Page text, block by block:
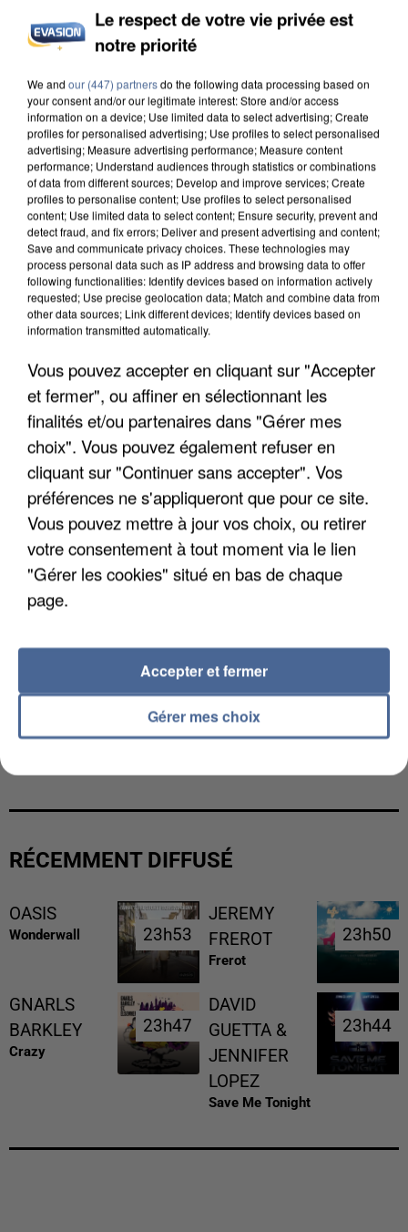
INCENDIES : L’ÎLE-DE-FRANCE LANCE UN ÉLAN
DE SOLIDARITÉ AVEC LES...
APRÈS TOUTES CES CANICULES, LES REFUGES
DE FAUNE SAUVAGE SONT...
L’UN DES FONDATEURS SUPPOSÉS DE LA DZ
RÉCEMMENT DIFFUSÉ
OASIS
Wonderwall 23h53
23h53
JEREMY
FREROT
Frerot
23h50
23h50
GNARLS
BARKLEY
Crazy
23h47
23h47
DAVID
GUETTA &
JENNIFER
LOPEZ
Save Me Tonight
23h44
23h44
Le respect de votre vie privée est
notre priorité
We and our (447) partnersdo the following data processing based on
your consent and/or our legitimate interest: Store and/or access
information on a device; Use limited data to select advertising; Create
profiles for personalised advertising; Use profiles to select personalised
advertising; Measure advertising performance; Measure content
performance; Understand audiences through statistics or combinations
of data from different sources; Develop and improve services; Create
profiles to personalise content; Use profiles to select personalised
content; Use limited data to select content; Ensure security, prevent and
detect fraud, and fix errors; Deliver and present advertising and content;
Save and communicate privacy choices. These technologies may
process personal data such as IP address and browsing data to offer
following functionalities: Identify devices based on information actively
requested; Use precise geolocation data; Match and combine data from
other data sources; Link different devices; Identify devices based on
information transmitted automatically.
Vous pouvez accepter en cliquant sur "Accepter
et fermer", ou affiner en sélectionnant les
finalités et/ou partenaires dans "Gérer mes
choix". Vous pouvez également refuser en
cliquant sur "Continuer sans accepter". Vos
préférences ne s'appliqueront que pour ce site.
Vous pouvez mettre à jour vos choix, ou retirer
votre consentement à tout moment via le lien
"Gérer les cookies" situé en bas de chaque
page.
Gérer mes choix
Accepter et fermer